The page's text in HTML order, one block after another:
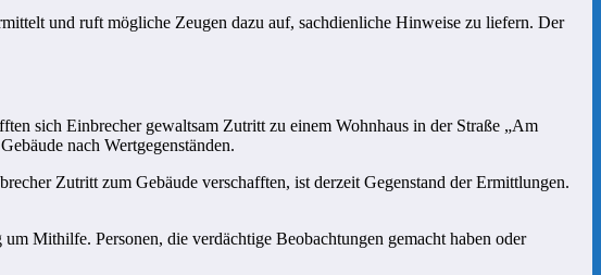
und ruft mögliche Zeugen dazu auf, sachdienliche Hinweise zu liefern. Der
sich Einbrecher gewaltsam Zutritt zu einem Wohnhaus in der Straße „Am
nach Wertgegenständen.
Zutritt zum Gebäude verschafften, ist derzeit Gegenstand der Ermittlungen.
Mithilfe. Personen, die verdächtige Beobachtungen gemacht haben oder